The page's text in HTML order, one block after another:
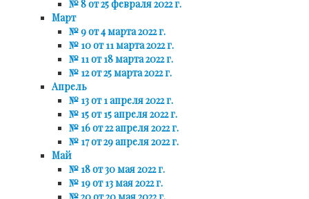
№ 8 от 25 февраля 2022 г.
Март
№ 9 от 4 марта 2022 г.
№ 10 от 11 марта 2022 г.
№ 11 от 18 марта 2022 г.
№ 12 от 25 марта 2022 г.
Апрель
№ 13 от 1 апреля 2022 г.
№ 15 от 15 апреля 2022 г.
№ 16 от 22 апреля 2022 г.
№ 17 от 29 апреля 2022 г.
Май
№ 18 от 30 мая 2022 г.
№ 19 от 13 мая 2022 г.